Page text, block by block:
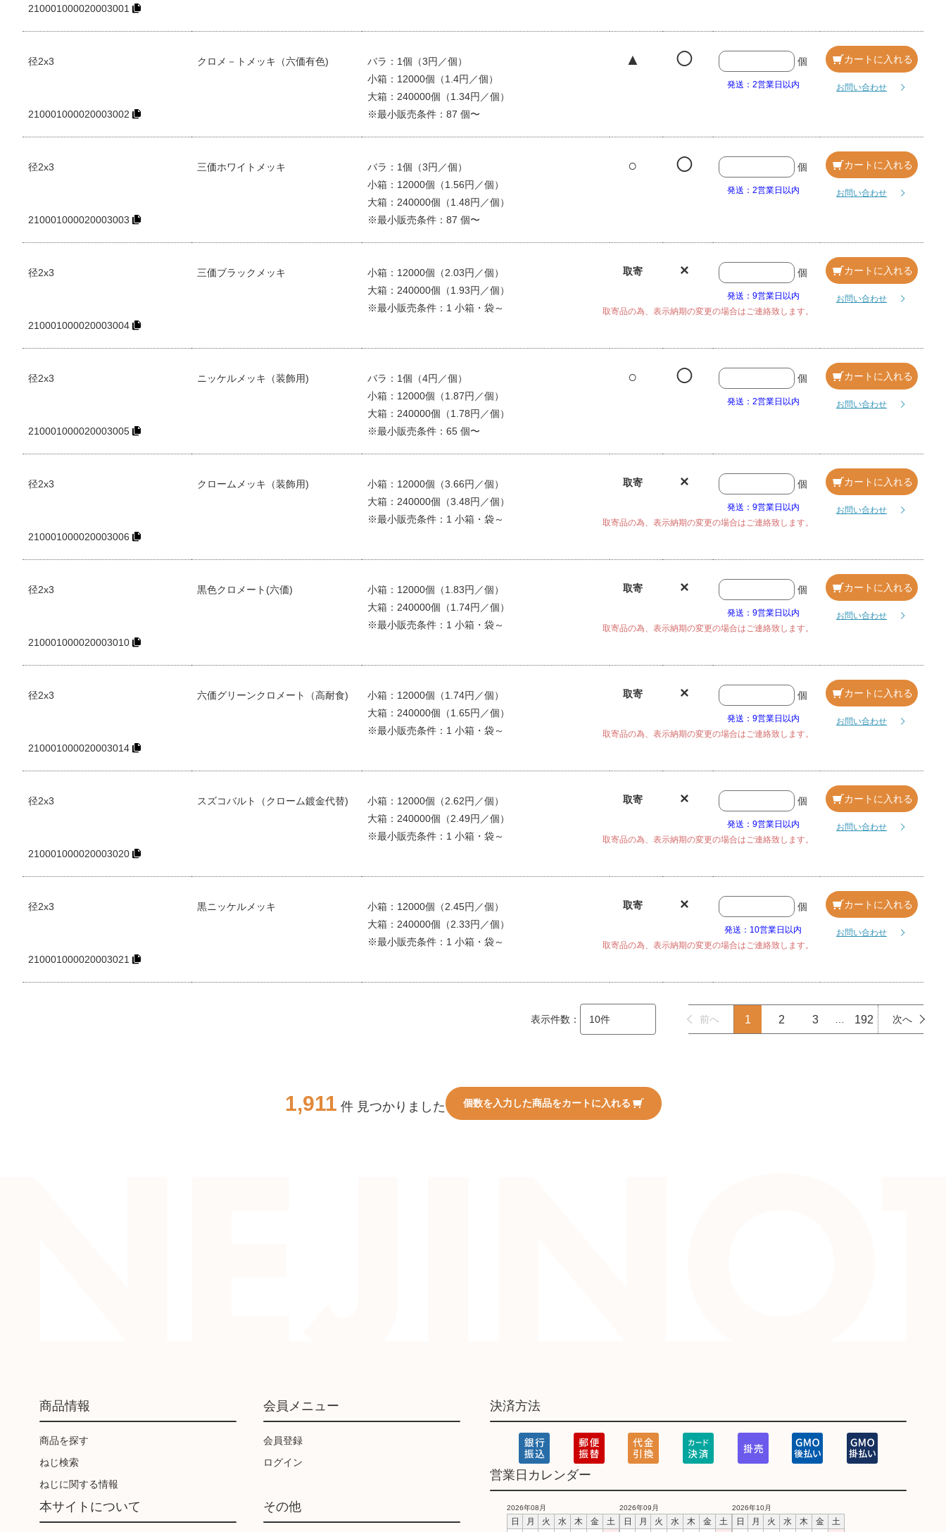
210001000020003001
径2x3
210001000020003002
クロメ－トメッキ（六価有色)
バラ：1個（3円／個）
小箱：12000個（1.4円／個）
大箱：240000個（1.34円／個）
※最小販売条件：87 個〜
▲ ◯ 個
発送：2営業日以内
カートに入れる
お問い合わせ
径2x3
210001000020003003
三価ホワイトメッキ
バラ：1個（3円／個）
小箱：12000個（1.56円／個）
大箱：240000個（1.48円／個）
※最小販売条件：87 個〜
○ ◯ 個
発送：2営業日以内
カートに入れる
お問い合わせ
径2x3
210001000020003004
三価ブラックメッキ
小箱：12000個（2.03円／個）
大箱：240000個（1.93円／個）
※最小販売条件：1 小箱・袋～
取寄 × 個
発送：9営業日以内
取寄品の為、表示納期の変更の場合はご連絡致します。
カートに入れる
お問い合わせ
径2x3
210001000020003005
ニッケルメッキ（装飾用)
バラ：1個（4円／個）
小箱：12000個（1.87円／個）
大箱：240000個（1.78円／個）
※最小販売条件：65 個〜
○ ◯ 個
発送：2営業日以内
カートに入れる
お問い合わせ
径2x3
210001000020003006
クロームメッキ（装飾用)
小箱：12000個（3.66円／個）
大箱：240000個（3.48円／個）
※最小販売条件：1 小箱・袋～
取寄 × 個
発送：9営業日以内
取寄品の為、表示納期の変更の場合はご連絡致します。
カートに入れる
お問い合わせ
径2x3
210001000020003010
黒色クロメート(六価)
小箱：12000個（1.83円／個）
大箱：240000個（1.74円／個）
※最小販売条件：1 小箱・袋～
取寄 × 個
発送：9営業日以内
取寄品の為、表示納期の変更の場合はご連絡致します。
カートに入れる
お問い合わせ
径2x3
210001000020003014
六価グリーンクロメート（高耐食)
小箱：12000個（1.74円／個）
大箱：240000個（1.65円／個）
※最小販売条件：1 小箱・袋～
取寄 × 個
発送：9営業日以内
取寄品の為、表示納期の変更の場合はご連絡致します。
カートに入れる
お問い合わせ
径2x3
210001000020003020
スズコバルト（クローム鍍金代替)
小箱：12000個（2.62円／個）
大箱：240000個（2.49円／個）
※最小販売条件：1 小箱・袋～
取寄 × 個
発送：9営業日以内
取寄品の為、表示納期の変更の場合はご連絡致します。
カートに入れる
お問い合わせ
径2x3
210001000020003021
黒ニッケルメッキ
小箱：12000個（2.45円／個）
大箱：240000個（2.33円／個）
※最小販売条件：1 小箱・袋～
取寄 × 個
発送：10営業日以内
取寄品の為、表示納期の変更の場合はご連絡致します。
カートに入れる
お問い合わせ
表示件数： 前へ 1 2 3 192 次へ
1,911 件 見つかりました 個数を入力した商品をカートに入れる
商品情報
商品を探す
ねじ検索
ねじに関する情報
会員メニュー
会員登録
ログイン
本サイトについて その他
決済方法
営業日カレンダー
2026年08月
日 月 火 水 木 金
土
2026年09月
日 月 火 水 木 金
土
2026年10月
日 月 火 水 木 金
土